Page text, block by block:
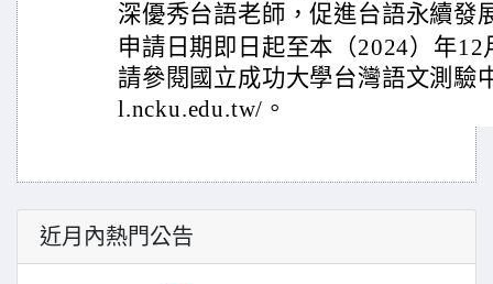
深優秀台語老師，促進台語永續發
申請日期即日起至本（2024）年
請參閱國立成功大學台灣語文測驗
l.ncku.edu.tw/。
近月內熱門公告